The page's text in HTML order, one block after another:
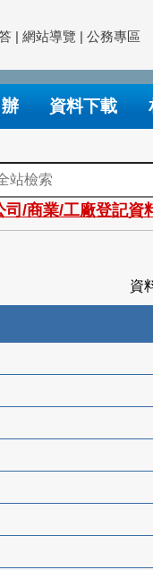
| 網站導覽 | 公務專區
資料下載
司/商業/工廠登記資
資